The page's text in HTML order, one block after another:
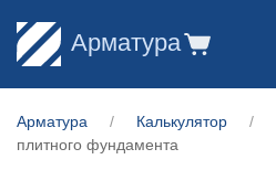
Арматура
Арматура Калькулятор
плитного фундамента